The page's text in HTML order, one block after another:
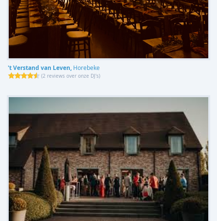
't Verstand van Leven, Horebeke
(2 reviews over onze DJ's)